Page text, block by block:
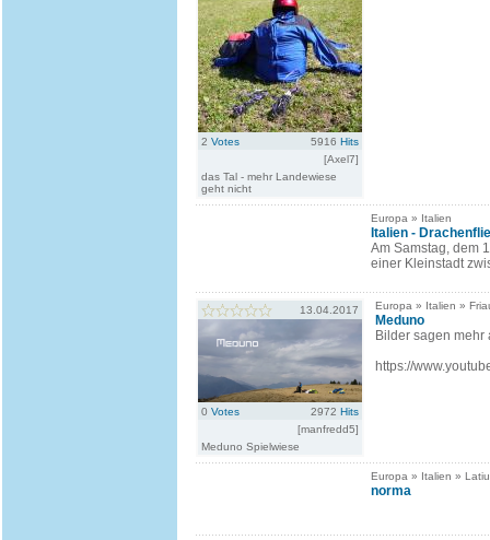
2 Votes 5916 Hits
[Axel7]
das Tal - mehr Landewiese
geht nicht
Europa » Italien
Italien -
Am Samstag, dem
einer Kleinstadt
13.04.2017
0 Votes 2972 Hits
[manfredd5]
Meduno Spielwiese
Europa » Italien »
Meduno
Bilder sagen mehr
https://
Europa » Italien »
norma